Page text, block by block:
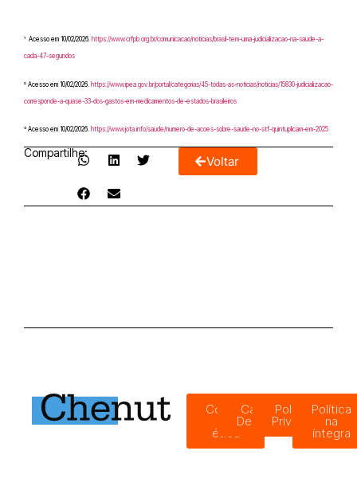
¹ Acesso em 10/02/2026. https://www.crfpb.org.br/comunicacao/noticias/brasil-tem-uma-judicializacao-na-saude-a-
cada-47-segundos
² Acesso em 10/02/2026. https://www.ipea.gov.br/portal/categorias/45-todas-as-noticias/noticias/15830-judicializacao-
corresponde-a-quase-33-dos-gastos-em-medicamentos-de-estados-brasileiros
³ Acesso em 10/02/2026. https://www.jota.info/saude/numero-de-acoes-sobre-saude-no-stf-quintuplicam-em-2025
Compartilhe:
Voltar
Código
ética
Canal de
Denúncias
Política de
Privacidade
Política
na
íntegra